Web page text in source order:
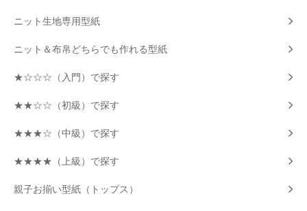
ニット生地専用型紙
ニット＆布帛どちらでも作れる型紙
★☆☆☆（入門）で探す
★★☆☆（初級）で探す
★★★☆（中級）で探す
★★★★（上級）で探す
親子お揃い型紙（トップス）